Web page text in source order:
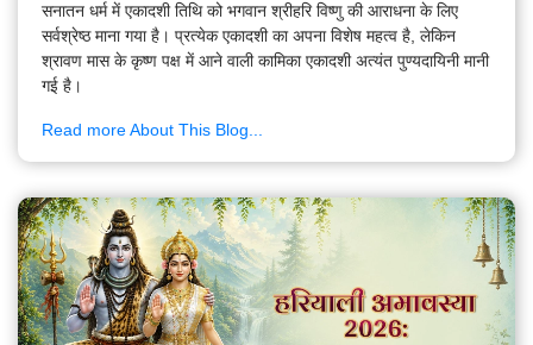
सनातन धर्म में एकादशी तिथि को भगवान श्रीहरि विष्णु की आराधना के लिए
सर्वश्रेष्ठ माना गया है। प्रत्येक एकादशी का अपना विशेष महत्व है, लेकिन
श्रावण मास के कृष्ण पक्ष में आने वाली कामिका एकादशी अत्यंत पुण्यदायिनी मानी
गई है।
Read more About This Blog...